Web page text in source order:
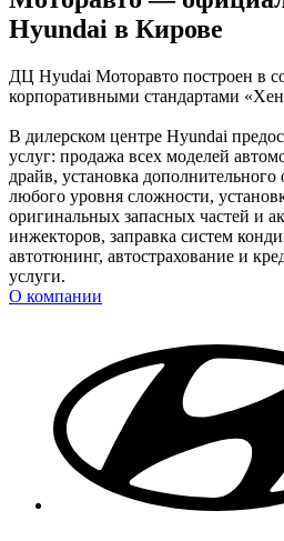
Hyundai в Кирове
ДЦ Hyudai Моторавто построен в
корпоративными стандартами
В дилерском центре Hyundai
услуг: продажа всех моделей
драйв, установка
любого уровня сложности,
оригинальных запасных частей и
инжекторов, заправка систем
автотюнинг, автострахование и
услуги.
О компании